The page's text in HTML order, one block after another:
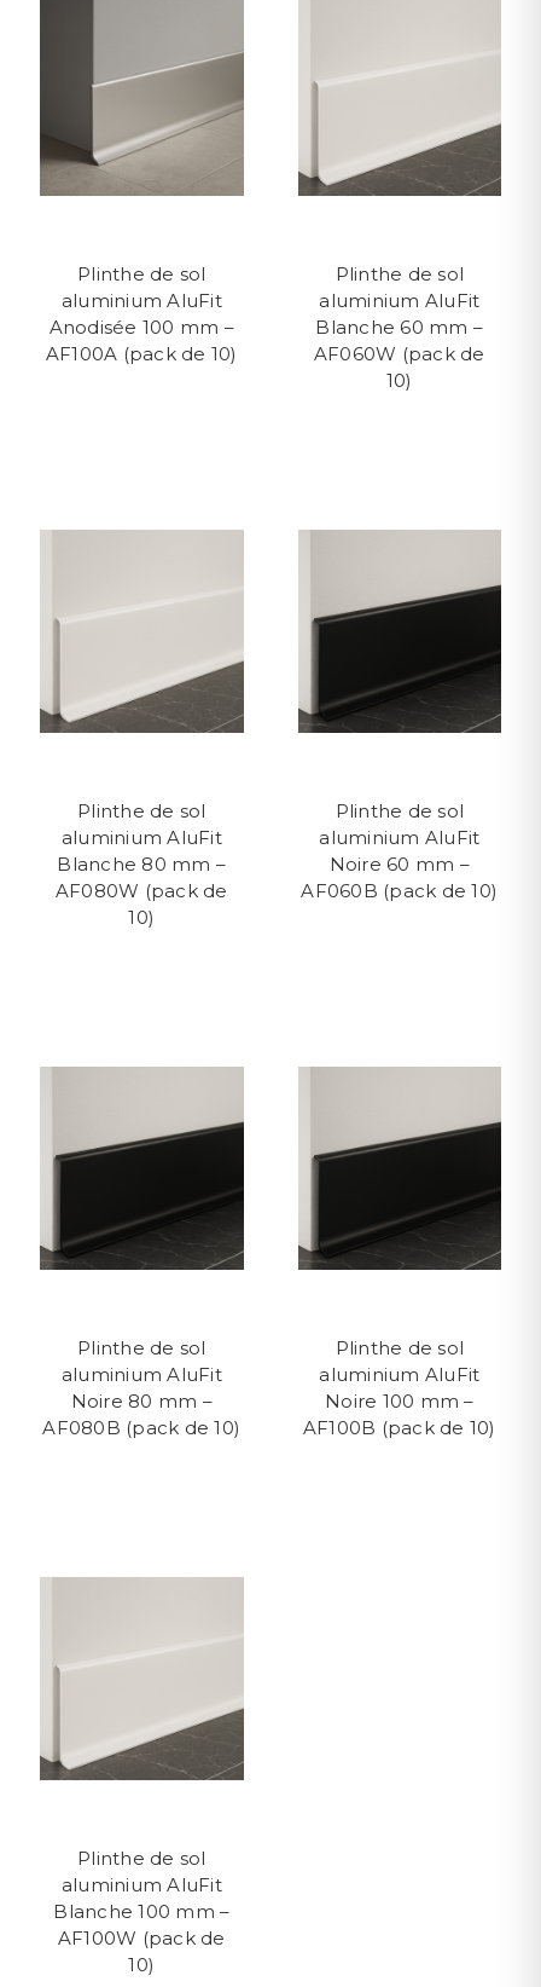
Plinthe de sol
aluminium AluFit
Anodisée 100 mm –
AF100A (pack de 10)
Plinthe de sol
aluminium AluFit
Blanche 60 mm –
AF060W (pack de
10)
Plinthe de sol
aluminium AluFit
Blanche 80 mm –
AF080W (pack de
10)
Plinthe de sol
aluminium AluFit
Noire 60 mm –
AF060B (pack de 10)
Plinthe de sol
aluminium AluFit
Noire 80 mm –
AF080B (pack de 10)
Plinthe de sol
aluminium AluFit
Noire 100 mm –
AF100B (pack de 10)
Plinthe de sol
aluminium AluFit
Blanche 100 mm –
AF100W (pack de
10)